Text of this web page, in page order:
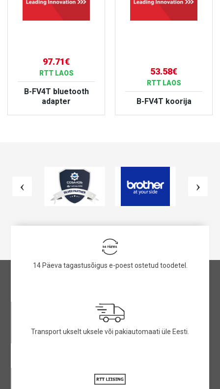
97.71€
RTT LAOS
B-FV4T bluetooth
adapter
53.58€
RTT LAOS
B-FV4T koorija
14 Päeva tagastusõigus e-poest ostetud toodetel.
Transport ukselt uksele või pakiautomaati üle Eesti.